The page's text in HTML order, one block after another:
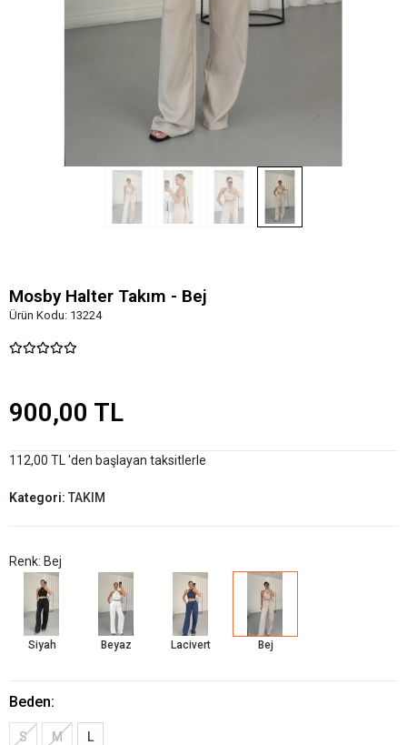
Mosby Halter Takım - Bej
Ürün Kodu: 13224
900,00 TL
112,00 TL 'den başlayan taksitlerle
Kategori: TAKIM
Renk: Bej
Siyah Beyaz Lacivert Bej
Beden:
S M L